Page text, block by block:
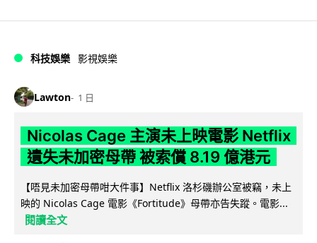
科技娛樂 影視娛樂
Lawton 1 日
Nicolas Cage 主演未上映電影 Netflix
遺失未加密母帶 被索償 8.19 億港元
【唔見未加密母帶咁大件事】Netflix 洛杉磯辦公室被竊，未上
映的 Nicolas Cage 電影《Fortitude》母帶亦告失蹤。電影...
閱讀全文